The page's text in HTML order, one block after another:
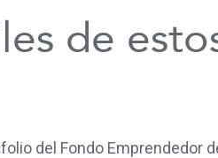
de
del Fondo Emprendedor